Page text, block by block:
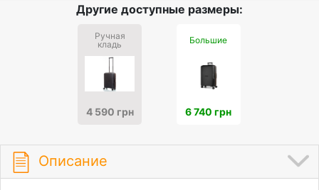
Другие доступные размеры:
Ручная
кладь
4 590 грн
Большие
6 740 грн
Описание